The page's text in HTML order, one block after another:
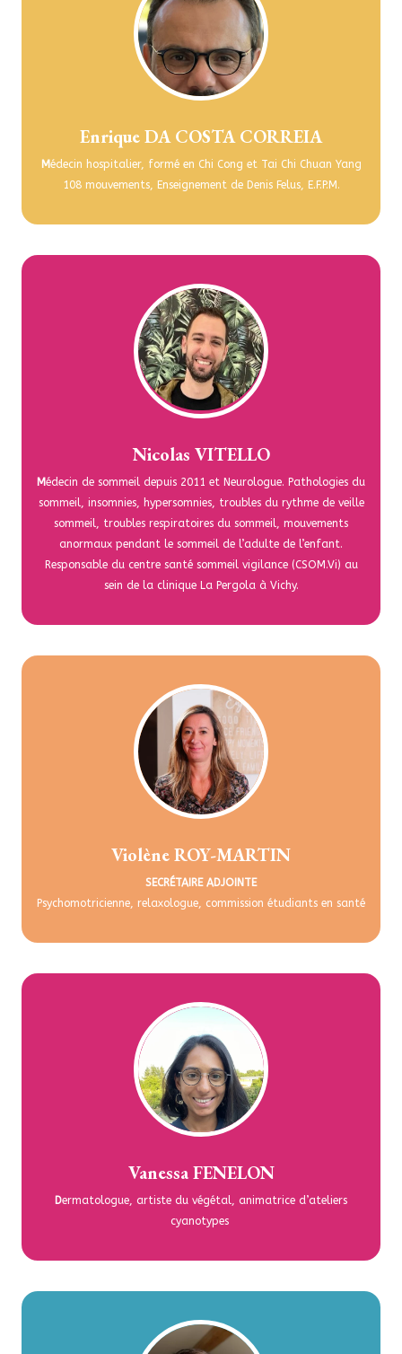
Enrique DA COSTA CORREIA
Médecin hospitalier, formé en Chi Cong et Tai Chi Chuan Yang
108 mouvements, Enseignement de Denis Felus, E.F.P.M.
Nicolas VITELLO
Médecin de sommeil depuis 2011 et Neurologue. Pathologies du
sommeil, insomnies, hypersomnies, troubles du rythme de veille
sommeil, troubles respiratoires du sommeil, mouvements
anormaux pendant le sommeil de l’adulte de l’enfant.
Responsable du centre santé sommeil vigilance (CSOM.Vi) au
sein de la clinique La Pergola à Vichy.
Violène ROY-MARTIN
SECRÉTAIRE ADJOINTE
Psychomotricienne, relaxologue, commission étudiants en santé
Vanessa FENELON
Dermatologue, artiste du végétal, animatrice d’ateliers
cyanotypes